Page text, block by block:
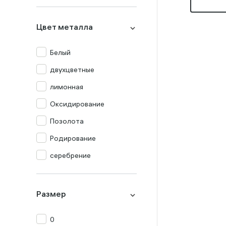
Перламутр
Празиолит
Прочие
Раух-топаз
Родолит
Рубин
Сапфир
Топаз
Хризолит
Цвет металла
Белый
двухцветные
лимонная
Оксидирование
Позолота
Родирование
серебрение
Размер
0